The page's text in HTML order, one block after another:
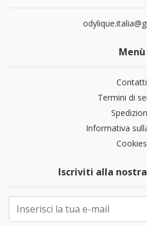
Menù
Contatti
Termini di
Informativa
Cookies
Iscriviti alla